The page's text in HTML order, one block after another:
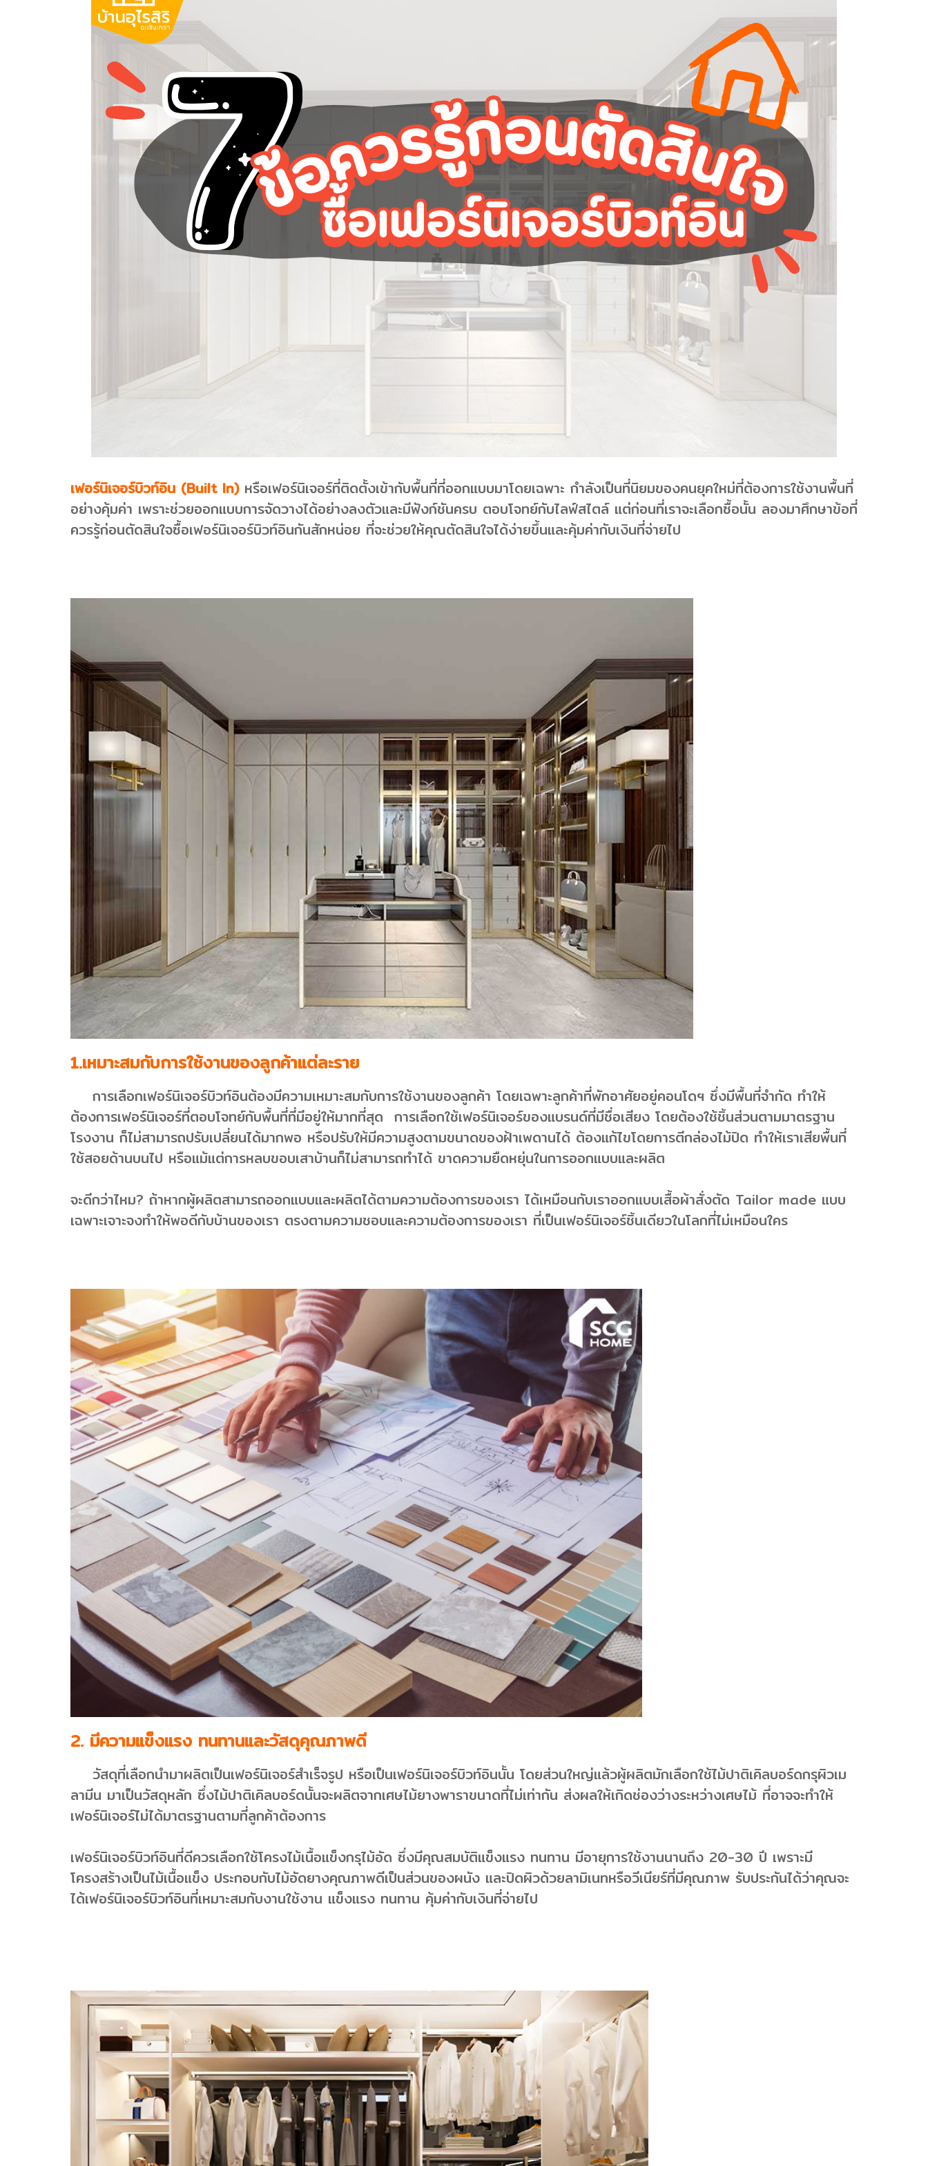
เฟอร์นิเจอร์บิวท์อิน (Built In)หรือเฟอร์นิเจอร์ที่ติดตั้งเข้ากับพื้นที่ที่ออกแบบมาโดยเฉพาะ กำลังเป็นที่นิยมของคนยุคใหม่ที่ต้องการใช้งานพื้นที่
อย่างคุ้มค่า เพราะช่วยออกแบบการจัดวางได้อย่างลงตัวและมีฟังก์ชันครบ ตอบโจทย์กับไลฟ์สไตล์ แต่ก่อนที่เราจะเลือกซื้อนั้น ลองมาศึกษาข้อที่
ควรรู้ก่อนตัดสินใจซื้อเฟอร์นิเจอร์บิวท์อินกันสักหน่อย ที่จะช่วยให้คุณตัดสินใจได้ง่ายขึ้นและคุ้มค่ากับเงินที่จ่ายไป
1.เหมาะสมกับการใช้งานของลูกค้าแต่ละราย
การเลือกเฟอร์นิเจอร์บิวท์อินต้องมีความเหมาะสมกับการใช้งานของลูกค้า โดยเฉพาะลูกค้าที่พักอาศัยอยู่คอนโดฯ ซึ่งมีพื้นที่จำกัด ทำให้
ต้องการเฟอร์นิเจอร์ที่ตอบโจทย์กับพื้นที่ที่มีอยู่ให้มากที่สุด การเลือกใช้เฟอร์นิเจอร์ของแบรนด์ที่มีชื่อเสียง โดยต้องใช้ชิ้นส่วนตามมาตรฐาน
โรงงาน ก็ไม่สามารถปรับเปลี่ยนได้มากพอ หรือปรับให้มีความสูงตามขนาดของฝ้าเพดานได้ ต้องแก้ไขโดยการตีกล่องไม้ปิด ทำให้เราเสียพื้นที่
ใช้สอยด้านบนไป หรือแม้แต่การหลบขอบเสาบ้านก็ไม่สามารถทำได้ ขาดความยืดหยุ่นในการออกแบบและผลิต
จะดีกว่าไหม? ถ้าหากผู้ผลิตสามารถออกแบบและผลิตได้ตามความต้องการของเรา ได้เหมือนกับเราออกแบบเสื้อผ้าสั่งตัด Tailor made แบบ
เฉพาะเจาะจงทำให้พอดีกับบ้านของเรา ตรงตามความชอบและความต้องการของเรา ที่เป็นเฟอร์นิเจอร์ชิ้นเดียวในโลกที่ไม่เหมือนใคร
2. มีความแข็งแรง ทนทานและวัสดุคุณภาพดี
วัสดุที่เลือกนำมาผลิตเป็นเฟอร์นิเจอร์สำเร็จรูป หรือเป็นเฟอร์นิเจอร์บิวท์อินนั้น โดยส่วนใหญ่แล้วผู้ผลิตมักเลือกใช้ไม้ปาติเคิลบอร์ดกรุผิวเม
ลามีน มาเป็นวัสดุหลัก ซึ่งไม้ปาติเคิลบอร์ดนั้นจะผลิตจากเศษไม้ยางพาราขนาดที่ไม่เท่ากัน ส่งผลให้เกิดช่องว่างระหว่างเศษไม้ ที่อาจจะทำให้
เฟอร์นิเจอร์ไม่ได้มาตรฐานตามที่ลูกค้าต้องการ
เฟอร์นิเจอร์บิวท์อินที่ดีควรเลือกใช้โครงไม้เนื้อแข็งกรุไม้อัด ซึ่งมีคุณสมบัติแข็งแรง ทนทาน มีอายุการใช้งานนานถึง 20-30 ปี เพราะมี
โครงสร้างเป็นไม้เนื้อแข็ง ประกอบกับไม้อัดยางคุณภาพดีเป็นส่วนของผนัง และปิดผิวด้วยลามิเนทหรือวีเนียร์ที่มีคุณภาพ รับประกันได้ว่าคุณจะ
ได้เฟอร์นิเจอร์บิวท์อินที่เหมาะสมกับงานใช้งาน แข็งแรง ทนทาน คุ้มค่ากับเงินที่จ่ายไป